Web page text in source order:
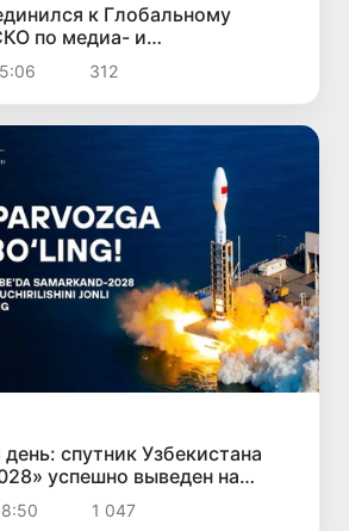
к Глобальному
по медиа- и
грамотности
312
спутник Узбекистана
успешно выведен на
1 047